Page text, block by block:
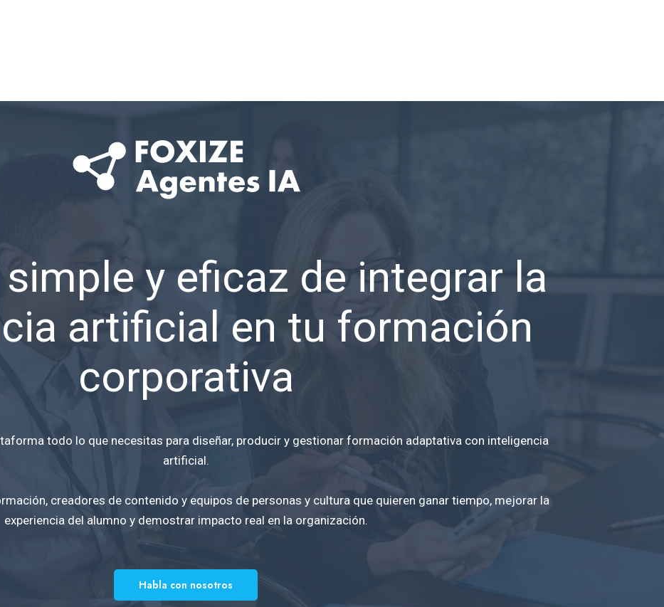
y eficaz de integrar la
artificial en tu formación
corporativa
todo lo que necesitas para diseñar, producir y gestionar formación adaptativa con inteligencia
artificial.
creadores de contenido y equipos de personas y cultura que quieren ganar tiempo, mejorar la
experiencia del alumno y demostrar impacto real en la organización.
Habla con nosotros